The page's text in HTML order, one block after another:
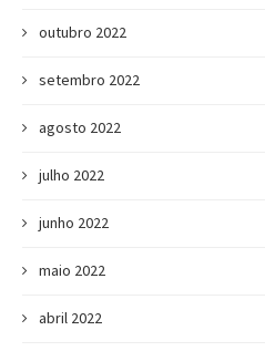
outubro 2022
setembro 2022
agosto 2022
julho 2022
junho 2022
maio 2022
abril 2022